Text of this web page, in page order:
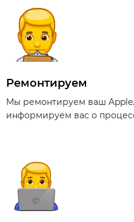
Ремонтируем
Мы ремонтируем ваш
информируем вас о